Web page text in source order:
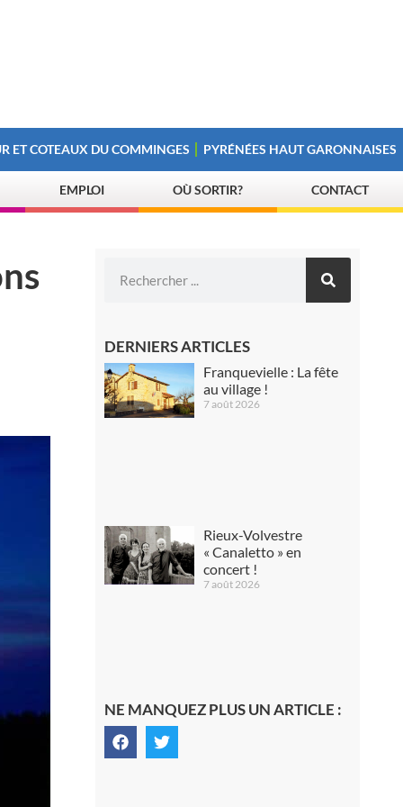
ET COTEAUX DU COMMINGES PYRÉNÉES HAUT GARONNAISES
EMPLOI OÙ SORTIR? CONTACT
DERNIERS ARTICLES
Franquevielle : La fête
au village !
7 août 2026
Rieux-Volvestre
« Canaletto » en
concert !
7 août 2026
NE MANQUEZ PLUS UN ARTICLE :